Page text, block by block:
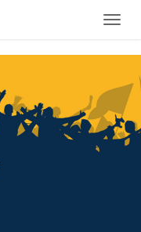
Toggle